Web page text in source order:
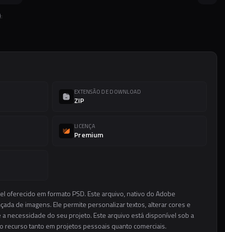
EXTENSÃO DE DOWNLOAD
ZIP
LICENÇA
Premium
oferecido em formato PSD. Este arquivo, nativo do Adobe
de imagens. Ele permite personalizar textos, alterar cores e
necessidade do seu projeto. Este arquivo está disponível sob a
recurso tanto em projetos pessoais quanto comerciais.